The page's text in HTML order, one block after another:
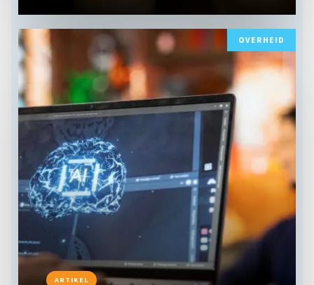
OVERHEID
ARTIKEL
Lees
meer